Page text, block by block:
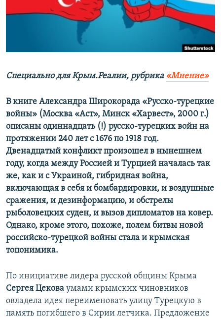
ПОБЕДИТЕЛЕЙ НЕ СУДЯТ?
КРЫМ.НЕПОКОРЕННЫЙ
ПРИСОЕДИНЯЙТЕСЬ!
Все сайты RFE/RL
Специально для Крым.Реалии, рубрика «Мнение»
В книге Александра Широкорада «Русско-турецкие
войны» (Москва «Аст», Минск «Харвест», 2000 г.)
описаны одиннадцать (!) русско-турецких войн на
протяжении 240 лет с 1676 по 1918 год.
Двенадцатый конфликт произошел в нынешнем
году, когда между Россией и Турцией началась так
же, как и с Украиной, гибридная война,
включающая в себя и бомбардировки, и воздушные
сражения, и дезинформацию, и обстрелы
рыболовецких суден, и вызов дипломатов на ковер.
Однако, кроме этого, похоже, полем битвы новой
российско-турецкой войны стала и крымская
топонимика.
По инициативе лидера русской общины Крыма
Сергея Цекова умами крымских чиновников
овладела идея переименовать улицу Турецкую в
память погибшего в Сирии летчика. Предложение